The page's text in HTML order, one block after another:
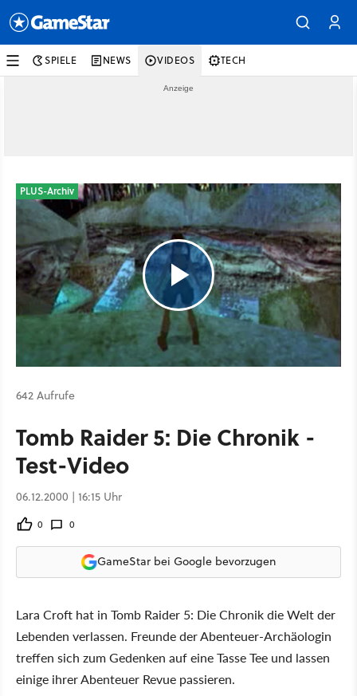
SPIELE NEWS VIDEOS TECH
PLUS-Archiv
642 Aufrufe
Tomb Raider 5: Die Chronik -
Test-Video
06.12.2000 | 16:15 Uhr
0 0
GameStar bei Google bevorzugen
Lara Croft hat in Tomb Raider 5: Die Chronik die Welt der
Lebenden verlassen. Freunde der Abenteuer-Archäologin
treffen sich zum Gedenken auf eine Tasse Tee und lassen
einige ihrer Abenteuer Revue passieren.